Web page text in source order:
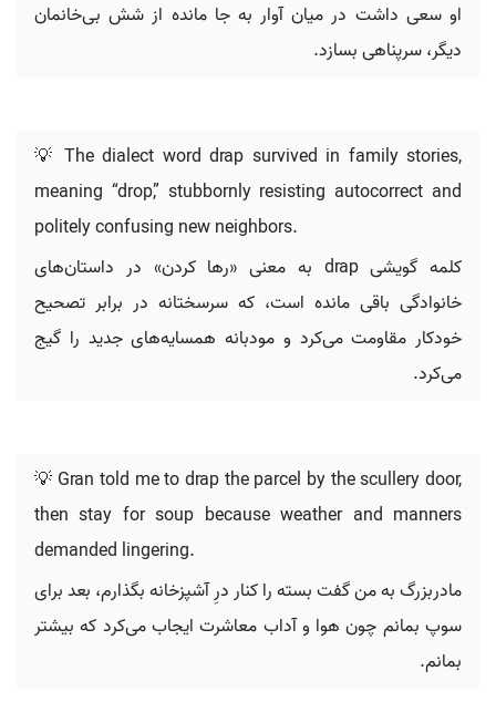
او سعی داشت در میان آوار به جا مانده از شش بی‌خانمان
دیگر، سرپناهی بسازد.
💡 The dialect word drap survived in family stories,
meaning “drop,” stubbornly resisting autocorrect and
politely confusing new neighbors.
کلمه گویشی drap به معنی «رها کردن» در داستان‌های
خانوادگی باقی مانده است، که سرسختانه در برابر تصحیح
خودکار مقاومت می‌کرد و مودبانه همسایه‌های جدید را گیج
می‌کرد.
💡 Gran told me to drap the parcel by the scullery door,
then stay for soup because weather and manners
demanded lingering.
مادربزرگ به من گفت بسته را کنار درِ آشپزخانه بگذارم، بعد برای
سوپ بمانم چون هوا و آداب معاشرت ایجاب می‌کرد که بیشتر
بمانم.